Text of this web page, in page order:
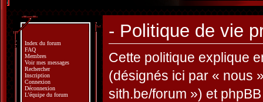
- Politique de vie
Cette politique explique
(désignés ici par « nous
sith.be/forum ») et
Index du forum
FAQ
Membres
Voir mes messages
Rechercher
Inscription
Connexion
Déconnexion
L’équipe du forum